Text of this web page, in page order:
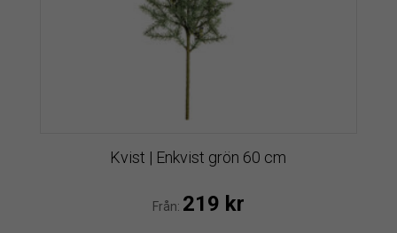
Kvist | Enkvist grön 60 cm
Från: 219 kr